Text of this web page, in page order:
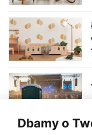
Dbamy o